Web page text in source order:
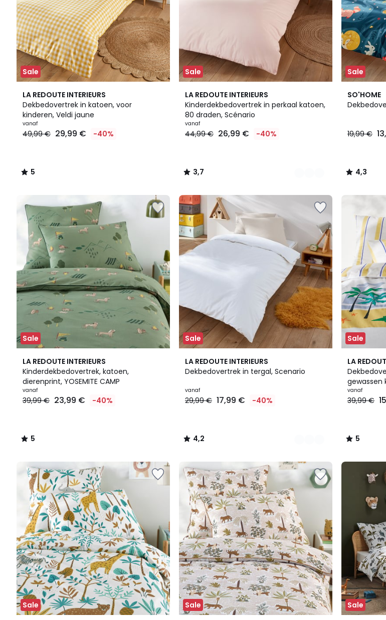
Sale
LA REDOUTE INTERIEURS
Dekbedovertrek in katoen, voor
kinderen, Veldi jaune
vanaf
49,99 € 29,99 € -40%
5
/
5
5
/
Sale
LA REDOUTE INTERIEURS
Kinderdekbedovertrek in perkaal katoen,
80 draden, Scénario
vanaf
44,99 € 26,99 € -40%
3,7
/ 5
19
Kleuren
3,7
/
Sale
SO'HOME
19,99 €
4,3
/ 5
4,3
/
Sale
LA REDOUTE INTERIEURS
Kinderdekbedovertrek, katoen,
dierenprint, YOSEMITE CAMP
vanaf
39,99 € 23,99 € -40%
5
/
5
5
/
Sale
LA REDOUTE INTERIEURS
Dekbedovertrek in tergal, Scenario
vanaf
29,99 € 17,99 € -40%
4,2
/ 5
15
Kleuren
4,2
/
Sale
LA
gewassen
vanaf
39,99 €
5
/
5
5
/
Sale Sale Sale